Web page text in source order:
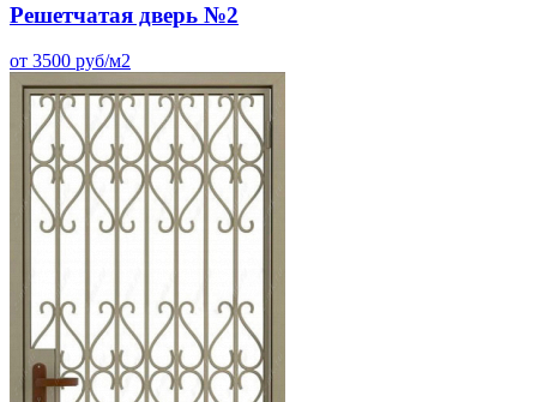
Решетчатая дверь №2
от 3500 руб/м2